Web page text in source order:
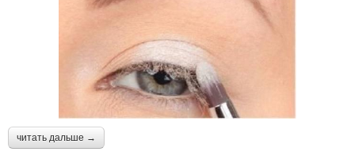
читать дальше →